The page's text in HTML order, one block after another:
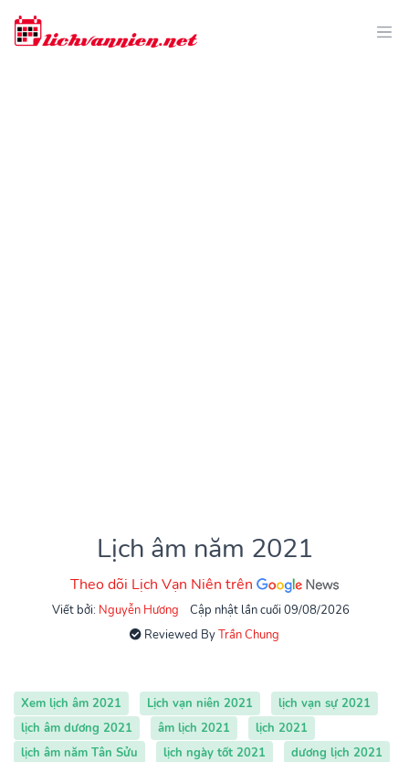
Lịch âm năm 2021
Theo dõi Lịch Vạn Niên trên
Viết bởi: Nguyễn Hương
Cập nhật lần cuối 09/08/2026
Reviewed ByTrần Chung
Xem lịch âm 2021 Lịch vạn niên 2021
lịch vạn sự 2021
lịch âm dương 2021
âm lịch 2021
lịch 2021
lịch âm năm Tân Sửu
lịch ngày tốt 2021 dương lịch 2021